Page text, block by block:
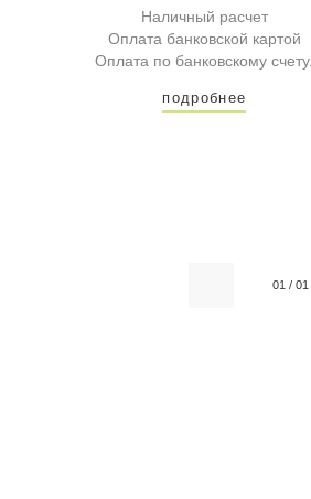
Наличный расчет
Оплата банковской картой
Оплата по банковскому счету.
подробнее
01 /01